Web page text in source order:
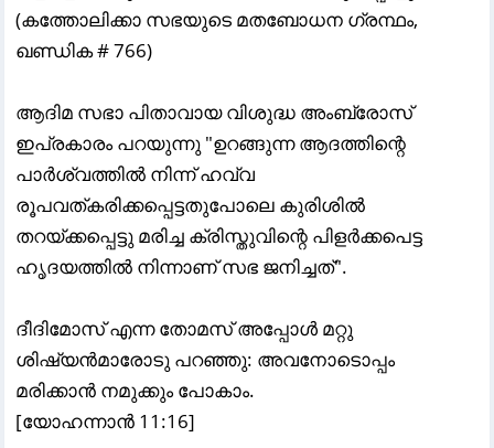
(കത്തോലിക്കാ സഭയുടെ മതബോധന ഗ്രന്ഥം,
ഖണ്ഡിക # 766)
ആദിമ സഭാ പിതാവായ വിശുദ്ധ അംബ്രോസ്
ഇപ്രകാരം പറയുന്നു "ഉറങ്ങുന്ന ആദത്തിന്റെ
പാർശ്വത്തിൽ നിന്ന് ഹവ്വ
രൂപവത്കരിക്കപ്പെട്ടതുപോലെ കുരിശിൽ
തറയ്ക്കപ്പെട്ടു മരിച്ച ക്രിസ്തുവിന്റെ പിളർക്കപെട്ട
ഹൃദയത്തിൽ നിന്നാണ് സഭ ജനിച്ചത്".
ദീദിമോസ്‌ എന്ന തോമസ്‌ അപ്പോള് മറ്റു
ശിഷ്യന്മാരോടു പറഞ്ഞു: അവനോടൊപ്പം
മരിക്കാന് നമുക്കും പോകാം.
[യോഹന്നാന് 11:16]